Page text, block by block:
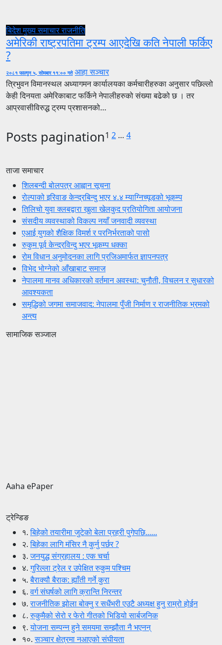
बिदेशमुख्य समाचारराजनीति
अमेरिकी राष्ट्रपतिमा ट्रम्प आएदेखि कति नेपाली फर्किए
?
२०८१ फाल्गुन ५, सोमबार ११:०० गते आहा सञ्चार
त्रिभुवन विमानस्थल अध्यागमन कार्यालयका कर्मचारीहरुका अनुसार पछिल्लो
केही दिनयता अमेरिकाबाट फर्किने नेपालीहरुको संख्या बढेको छ । तर
आप्रवासीविरुद्ध ट्रम्प प्रशासनको…
Posts pagination1 2 … 4
ताजा समाचार
शिलबन्दी बोलपत्र आह्वान सूचना
रोल्पाको इरिवाङ केन्द्रबिन्दु भएर ४.४ म्याग्निच्यूडको भूकम्प
तिलिचो युवा क्लबद्वारा खुला खेलकुद प्रतियोगिता आयोजना
संसदीय व्यवस्थाको विकल्प नयाँ जनवादी व्यवस्था
एआई युगको शैक्षिक विमर्श र परनिर्भरताको पासो
रुकुम पूर्व केन्द्रविन्दु भएर भूकम्प धक्का
रोम विधान अनुमोदनका लागि प्रजिअमार्फत ज्ञापनपत्र
विभेद भोग्नेको आँखाबाट समाज
नेपालमा मानव अधिकारको वर्तमान अवस्था: चुनौती, विचलन र सुधारको
आवश्यकता
समृद्धिको जगमा समाजवाद: नेपालमा पुँजी निर्माण र राजनीतिक भ्रमको
अन्त्य
सामाजिक सञ्जाल
Aaha ePaper
ट्रेन्डिङ
१.बिहेको तयारीमा जुटेको बेला प्रहरी पुगेपछि......
२.बिहेका लागि मंसिर नै कुर्नु पर्छर ?
३.जनयुद्ध संग्रहालय : एक चर्चा
४.गुरिल्ला ट्रेल र उपेक्षित रुकुम पश्चिम
५.बैराक्यौ बैराक: ह्याँती गर्ने कुरा
६.वर्ग संघर्षको लागि क्रान्ति निरन्तर
७.राजनीतिक झोला बोक्नु र सधैंभरी एउटै अध्यक्ष हुनु राम्रो होईन
८.रुकुमैको सेरो र फेरो गीतको भिडियो सार्बजनिक
९.योजना सम्पन्न हुने समयमा सम्झौता नै भएनन्
१०.सञ्चार क्षेत्रमा नआएको संघीयता